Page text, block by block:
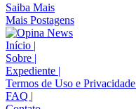
Saiba Mais
Mais Postagens
Início |
Sobre |
Expediente |
Termos de Uso e Privacidade
FAQ |